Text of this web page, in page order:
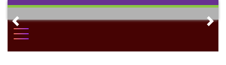
Skip
contentPrevious